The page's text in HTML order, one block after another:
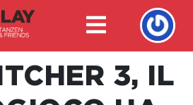
3, IL